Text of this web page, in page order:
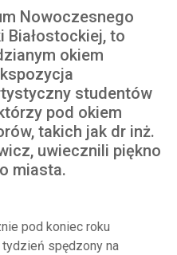
Nowoczesnego
Białostockiej, to
okiem
studentów
pod okiem
takich jak dr inż.
uwiecznili piękno
miasta.
pod koniec roku
spędzony na